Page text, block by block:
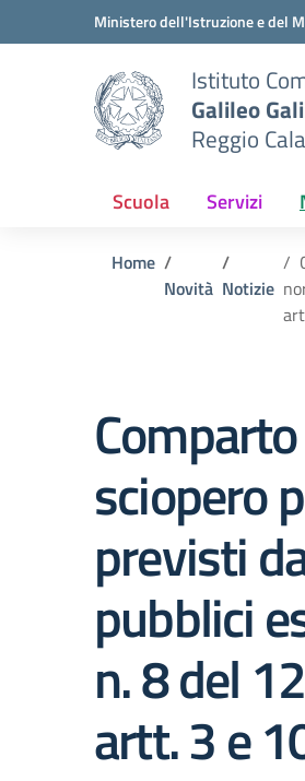
Vai ai contenuti
Vai al menu di navigazioneMinistero dell'Istruzione e del
Istituto
Galileo
Reggio
Scuola Servizi
Home
Novità Notizie
sciopero
previsti
pubblici
n. 8 del
artt. 3 e